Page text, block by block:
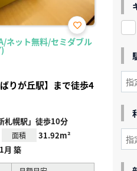
ネット無料/セミダブル
お気
に入
りが丘駅】まで徒歩4
札幌駅」徒歩10分
面積 31.92m²
月 築